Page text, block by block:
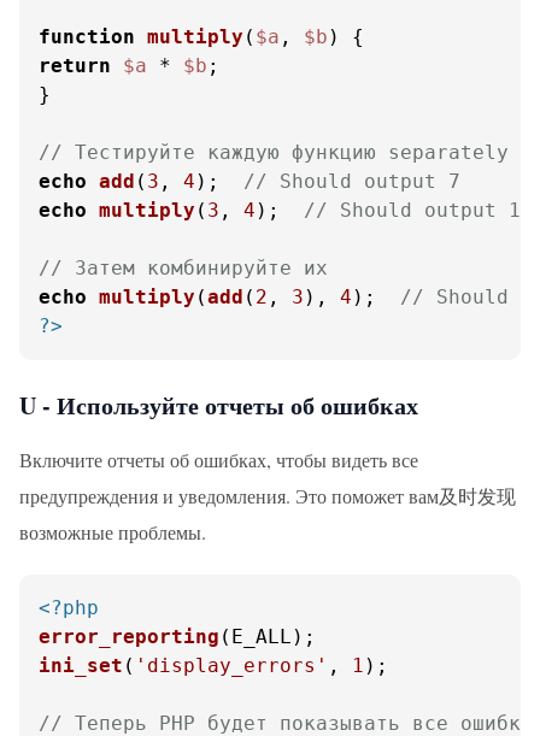
function multiply ( $a , $b )
return
$a * $b ;
}
// Тестируйте каждую функцию separately
echo add ( 3 , 4 ); // Should output 7
echo multiply ( 3 , 4 ); // Should output 12
// Затем комбинируйте их
echo multiply (add ( 2 , 3 ), 4 ); // Should
?>
U - Используйте отчеты об ошибках
Включите отчеты об ошибках, чтобы видеть все
предупреждения и уведомления. Это поможет вам及时发现
возможные проблемы.
<?php
error_reporting
ini_set ( 'display_errors' , 1 );
// Теперь PHP будет показывать все